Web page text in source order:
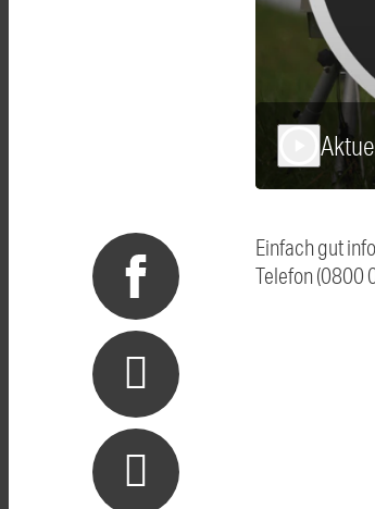
Einfach gut
Telefon (0800